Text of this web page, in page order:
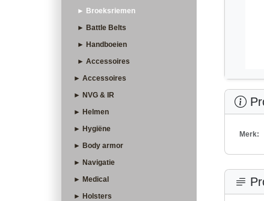
► Broeksriemen
► Battle Belts
► Handboeien
► Accessoires
► Accessoires
► NVG & IR
► Helmen
► Hygiëne
► Body armor
► Navigatie
► Medical
► Holsters
Merk: